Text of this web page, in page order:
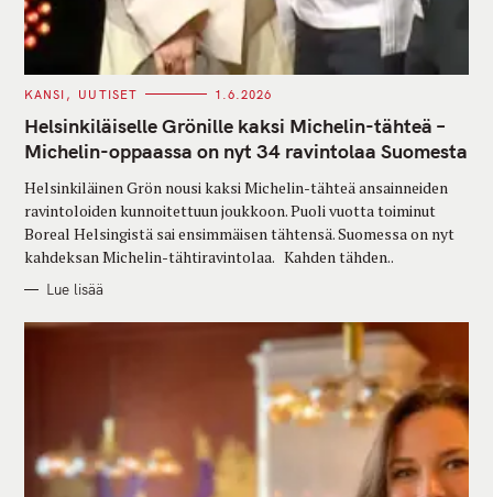
C
T
E
G
O
I
E
S
KANSI UUTISET 1.6.2026
Helsinkiläiselle Grönille kaksi Michelin-tähteä –
Michelin-oppaassa on nyt 34 ravintolaa Suomesta
Helsinkiläinen Grön nousi kaksi Michelin-tähteä ansainneiden
ravintoloiden kunnoitettuun joukkoon. Puoli vuotta toiminut
Boreal Helsingistä sai ensimmäisen tähtensä. Suomessa on nyt
kahdeksan Michelin-tähtiravintolaa. Kahden tähden..
Lue lisää